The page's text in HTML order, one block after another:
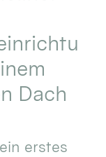
Dach
erstes